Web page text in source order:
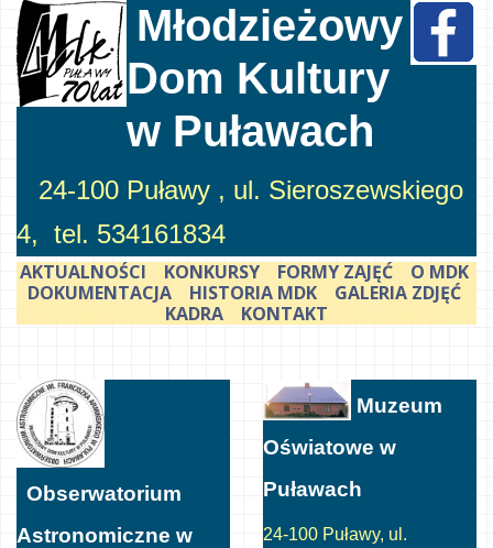
Młodzieżowy
Dom Kultury
w Puławach
24-100 Puławy , ul. Sieroszewskiego
4, tel. 534161834
AKTUALNOŚCI KONKURSY FORMY ZAJĘĆ
O MDK
DOKUMENTACJA
HISTORIA MDK
GALERIA ZDJĘĆ
KADRA
KONTAKT
Obserwatorium
Astronomiczne w
Muzeum
Oświatowe w
Puławach
24-100 Puławy, ul.